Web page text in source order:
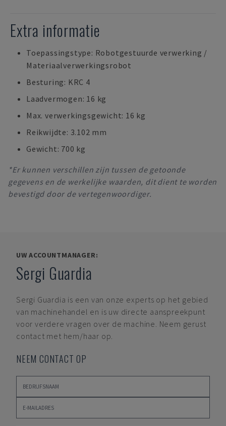
Extra informatie
Toepassingstype: Robotgestuurde verwerking /
Materiaalverwerkingsrobot
Besturing: KRC 4
Laadvermogen: 16 kg
Max. verwerkingsgewicht: 16 kg
Reikwijdte: 3.102 mm
Gewicht: 700 kg
*Er kunnen verschillen zijn tussen de getoonde
gegevens en de werkelijke waarden, dit dient te worden
bevestigd door de vertegenwoordiger.
UW ACCOUNTMANAGER:
Sergi Guardia
Sergi Guardia is een van onze experts op het gebied
van machinehandel en is uw directe aanspreekpunt
voor verdere vragen over de machine. Neem gerust
contact met hem/haar op.
NEEM CONTACT OP